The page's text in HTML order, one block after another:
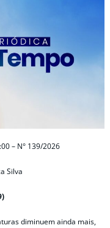
– N° 139/2026
Silva
diminuem ainda mais,